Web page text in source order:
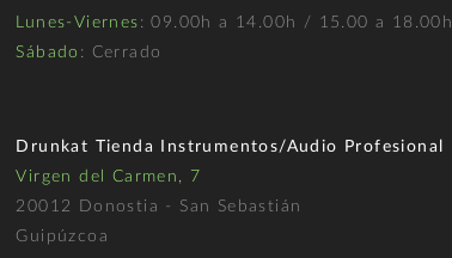
Lunes-Viernes : 09.00h a 14.00h / 15.00 a 18.00h
Sábado : Cerrado
Drunkat Tienda Instrumentos/Audio Profesional
Virgen del Carmen, 7
20012 Donostia - San Sebastián
Guipúzcoa